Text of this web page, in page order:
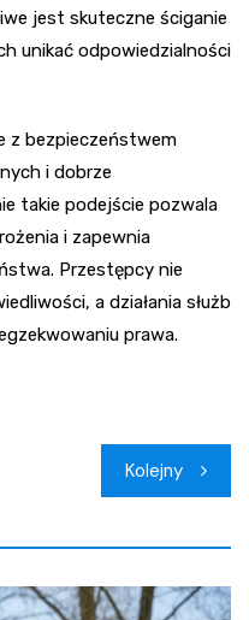
jest skuteczne ściganie
unikać odpowiedzialności
z bezpieczeństwem
i dobrze
takie podejście pozwala
i zapewnia
Przestępcy nie
a działania służb
prawa.
Kolejny